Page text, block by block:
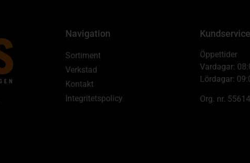
Navigation
Sortiment
Verkstad
Kontakt
Integritetspolicy
Kundservice
Öppettider
Vardagar:
Lördagar:
Org. nr.